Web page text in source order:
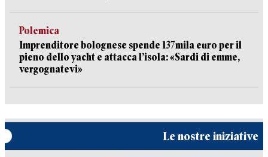
Polemica
Imprenditore bolognese spende 137mila euro per il
pieno dello yacht e attacca l’isola: «Sardi di emme,
vergognatevi»
Le nostre iniziative